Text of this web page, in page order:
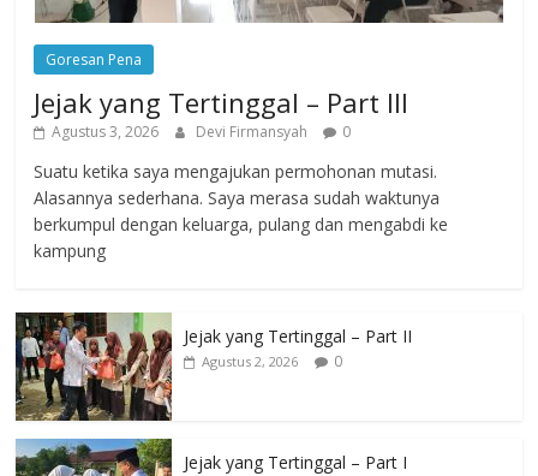
Goresan Pena
Jejak yang Tertinggal – Part III
Agustus 3, 2026 Devi Firmansyah 0
Suatu ketika saya mengajukan permohonan mutasi.
Alasannya sederhana. Saya merasa sudah waktunya
berkumpul dengan keluarga, pulang dan mengabdi ke
kampung
Jejak yang Tertinggal – Part II
Agustus 2, 2026 0
Jejak yang Tertinggal – Part I